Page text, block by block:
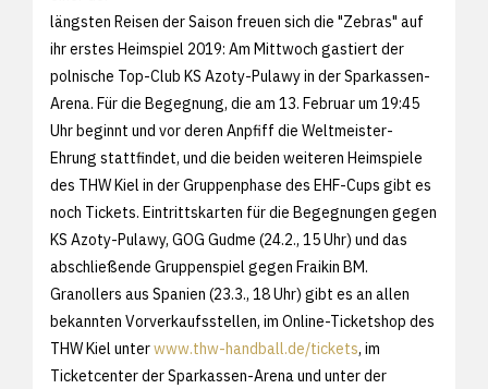
längsten Reisen der Saison freuen sich die "Zebras" auf
ihr erstes Heimspiel 2019: Am Mittwoch gastiert der
polnische Top-Club KS Azoty-Pulawy in der Sparkassen-
Arena. Für die Begegnung, die am 13. Februar um 19:45
Uhr beginnt und vor deren Anpfiff die Weltmeister-
Ehrung stattfindet, und die beiden weiteren Heimspiele
des THW Kiel in der Gruppenphase des EHF-Cups gibt es
noch Tickets. Eintrittskarten für die Begegnungen gegen
KS Azoty-Pulawy, GOG Gudme (24.2., 15 Uhr) und das
abschließende Gruppenspiel gegen Fraikin BM.
Granollers aus Spanien (23.3., 18 Uhr) gibt es an allen
bekannten Vorverkaufsstellen, im Online-Ticketshop des
THW Kiel unterwww.thw-handball.de/tickets, im
Ticketcenter der Sparkassen-Arena und unter der